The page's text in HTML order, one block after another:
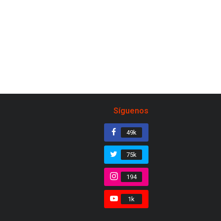
Síguenos
49k
75k
194
1k